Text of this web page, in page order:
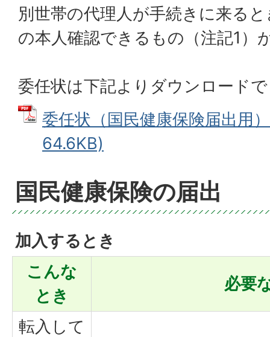
別世帯の代理人が手続きに来る
の本人確認できるもの（注記1）
委任状は下記よりダウンロード
委任状（国民健康保険届出用
64.6KB)
国民健康保険の届出
加入するとき
こんな
とき
必要
転入して